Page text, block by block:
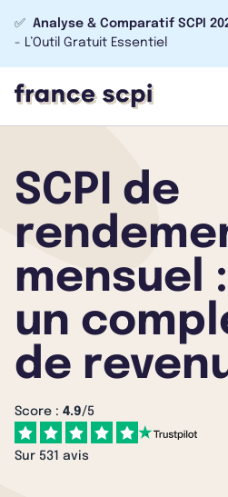
✅ Analyse & Comparatif SCPI
- L’Outil Gratuit Essentiel
SCPI de
mensuel
un
de
Score : 4.9/5
Sur 531 avis